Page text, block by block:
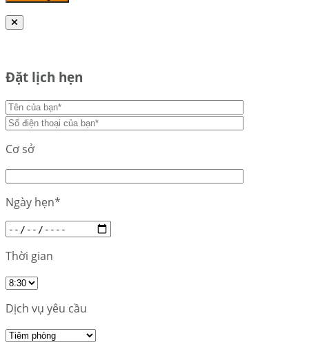
Đặt lịch hẹn
Cơ sở
Ngày hẹn*
Thời gian
Dịch vụ yêu cầu